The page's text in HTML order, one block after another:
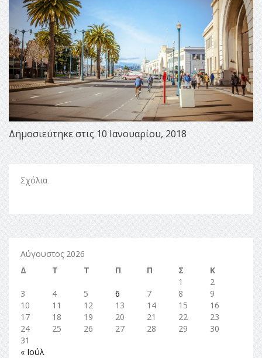
Δημοσιεύτηκε στις 10 Ιανουαρίου, 2018
Σχόλια
Αύγουστος 2026
Δ
Τ Τ Π Π Σ
Κ
1
2
3
4 5 6 7 8
9
10
11 12 13 14 15
16
17
18 19 20 21 22
23
24
25 26 27 28 29
30
31
« Ιούλ